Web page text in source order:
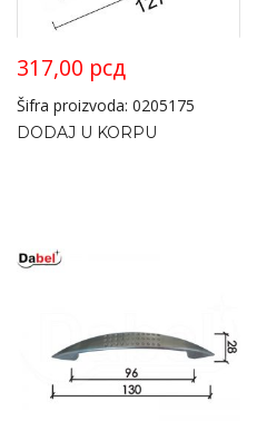
317,00 рсд
Šifra proizvoda: 0205175
DODAJ U KORPU